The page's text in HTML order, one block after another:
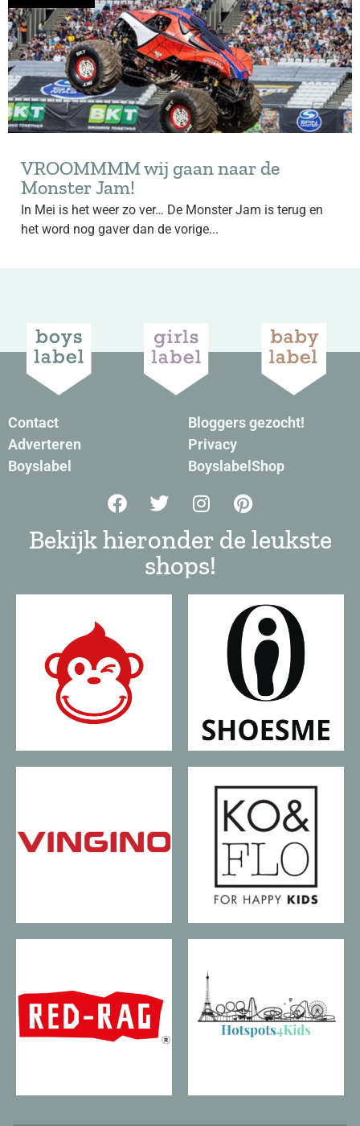
VROOMMMM wij gaan naar de
Monster Jam!
In Mei is het weer zo ver… De Monster Jam is terug en
het word nog gaver dan de vorige...
Contact
Adverteren
Boyslabel
Bloggers gezocht!
Privacy
BoyslabelShop
Bekijk hieronder de leukste
shops!